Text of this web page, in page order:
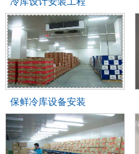
保鲜冷库设备安装